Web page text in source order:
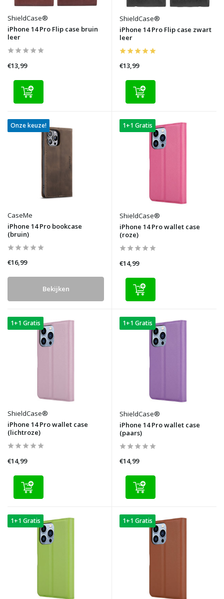
ShieldCase®
iPhone 14 Pro Flip case bruin
leer
€13,99
ShieldCase®
iPhone 14 Pro Flip case zwart
leer
€13,99
Onze keuze!
CaseMe
iPhone 14 Pro bookcase
(bruin)
€16,99
Bekijken
1+1 Gratis
ShieldCase®
iPhone 14 Pro wallet case
(roze)
€14,99
1+1 Gratis
ShieldCase®
iPhone 14 Pro wallet case
(lichtroze)
€14,99
1+1 Gratis
ShieldCase®
iPhone 14 Pro wallet case
(paars)
€14,99
1+1 Gratis 1+1 Gratis